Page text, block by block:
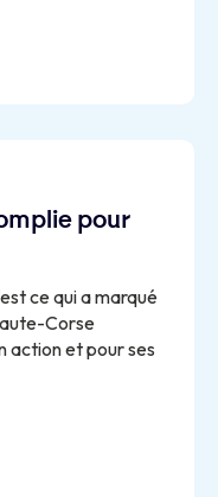
pour
ce qui a marqué
Corse
action et pour ses